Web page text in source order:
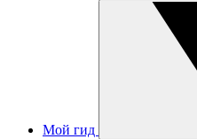
Мой гид